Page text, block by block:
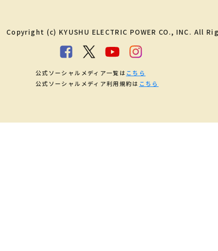
Copyright (c) KYUSHU ELECTRIC POWER CO., INC. All
公式ソーシャルメディア一覧は こちら
公式ソーシャルメディア利用規約は こちら